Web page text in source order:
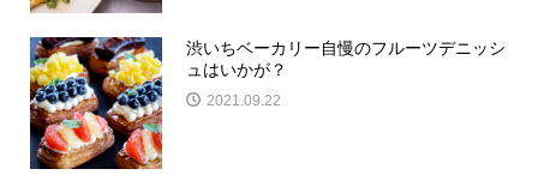
渋いちベーカリー自慢のフルーツデニッシ
ュはいかが？
2021.09.22